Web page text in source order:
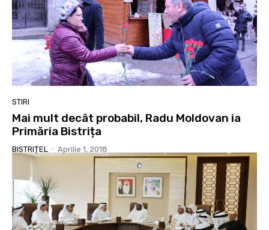
STIRI
Mai mult decât probabil, Radu Moldovan ia
Primăria Bistrița
BISTRIȚEL - Aprilie 1, 2018